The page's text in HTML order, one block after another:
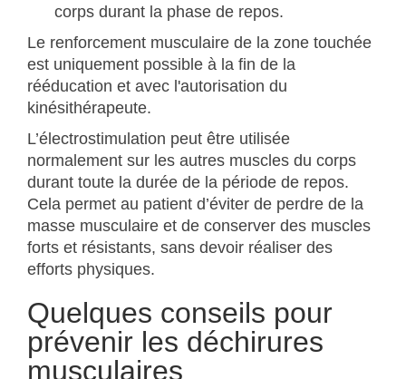
corps durant la phase de repos.
Le renforcement musculaire de la zone touchée
est uniquement possible à la fin de la
rééducation et avec l'autorisation du
kinésithérapeute.
L’électrostimulation peut être utilisée
normalement sur les autres muscles du corps
durant toute la durée de la période de repos.
Cela permet au patient d’éviter de perdre de la
masse musculaire et de conserver des muscles
forts et résistants, sans devoir réaliser des
efforts physiques.
Quelques conseils pour
prévenir les déchirures
musculaires